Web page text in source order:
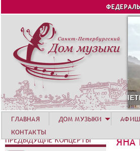
Jump to
РОЗА ХУТОР
ЯНА
ГЛАВНАЯ ДОМ МУЗЫКИ
КОНТАКТЫ
ПРЕДЫДУЩИЕ КОНЦЕРТЫ